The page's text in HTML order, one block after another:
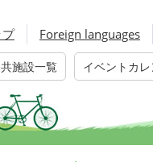
Foreign languages
施設一覧 イベントカ